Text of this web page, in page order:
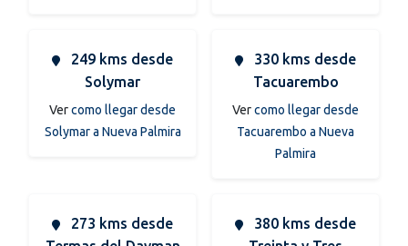
249 kms desde
Solymar
Vercomo llegar desde
Solymar a Nueva Palmira
330 kms desde
Tacuarembo
Vercomo llegar desde
Tacuarembo a Nueva
Palmira
273 kms desde
380 kms desde